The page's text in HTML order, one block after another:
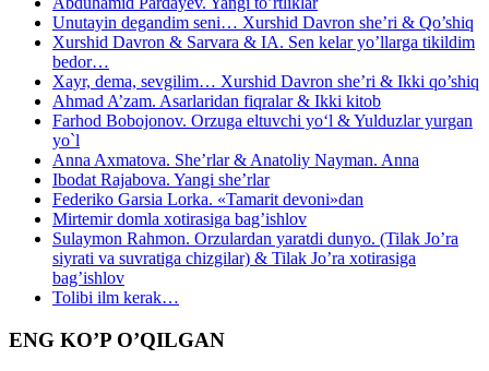
Unutayin degandim seni… Xurshid Davron she’ri & Qo’shiq
Xurshid Davron & Sarvara & IA. Sen kelar yo’llarga tikildim
bedor…
Xayr, dema, sevgilim… Xurshid Davron she’ri & Ikki qo’shiq
Ahmad A’zam. Asarlaridan fiqralar & Ikki kitob
Farhod Bobojonov. Orzuga eltuvchi yo‘l & Yulduzlar yurgan
yo`l
Anna Axmatova. She’rlar & Anatoliy Nayman. Anna
Ibodat Rajabova. Yangi she’rlar
Federiko Garsia Lorka. «Tamarit devoni»dan
Mirtemir domla xotirasiga bag’ishlov
Sulaymon Rahmon. Orzulardan yaratdi dunyo. (Tilak Jo’ra
siyrati va suvratiga chizgilar) & Tilak Jo’ra xotirasiga
bag’ishlov
Tolibi ilm kerak…
ENG KO’P O’QILGAN